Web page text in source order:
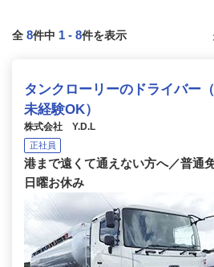
全 8件中 1 - 8件を表示
タンクローリーのドライバー
未経験OK）
株式会社 Y.D.L
正社員
港まで遠くて通えない⽅へ／普通
⽇曜お休み